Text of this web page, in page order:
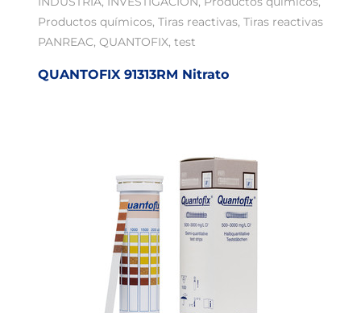
Productos químicos, Tiras reactivas, Tiras reactivas
PANREAC, QUANTOFIX, test
QUANTOFIX 91313RM Nitrato